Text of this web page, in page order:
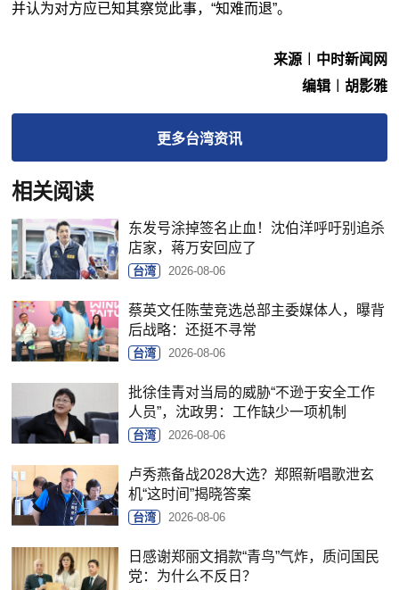
并认为对方应已知其察觉此事，“知难而退”。
来源︱中时新闻网
编辑︱胡影雅
更多台湾资讯
相关阅读
东发号涂掉签名止血！沈伯洋呼吁别追杀
店家，蒋万安回应了
台湾 2026-08-06
蔡英文任陈莹竞选总部主委媒体人，曝背
后战略：还挺不寻常
台湾 2026-08-06
批徐佳青对当局的威胁“不逊于安全工作
人员”，沈政男：工作缺少一项机制
台湾 2026-08-06
卢秀燕备战2028大选？郑照新唱歌泄玄
机“这时间”揭晓答案
台湾 2026-08-06
日感谢郑丽文捐款“青鸟”气炸，质问国民
党：为什么不反日？